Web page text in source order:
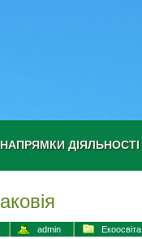
НАПРЯМКИ ДІЯЛЬНОСТІ
admin Екоосвіта